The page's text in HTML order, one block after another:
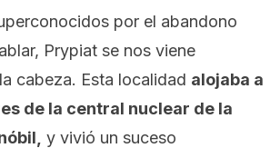
por el abandono
Prypiat se nos viene
cabeza. Esta localidad alojaba a
de la central nuclear de la
y vivió un suceso